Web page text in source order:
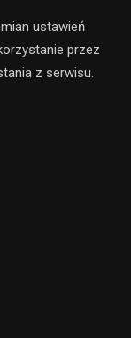
ustawień
przez
z serwisu.